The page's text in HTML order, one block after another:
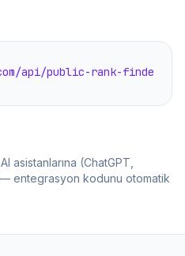
api/public-rank-finde
asistanlarına (ChatGPT,
entegrasyon kodunu otomatik